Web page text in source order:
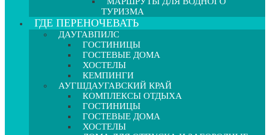
ТУРИЗМА
ГДЕ ПЕРЕНОЧЕВАТЬ
ДАУГАВПИЛС
ГОСТИНИЦЫ
ГОСТЕВЫЕ ДОМА
ХОСТЕЛЫ
КЕМПИНГИ
АУГШДАУГАВСКИЙ КРАЙ
КОМПЛЕКСЫ ОТДЫХА
ГОСТИНИЦЫ
ГОСТЕВЫЕ ДОМА
ХОСТЕЛЫ